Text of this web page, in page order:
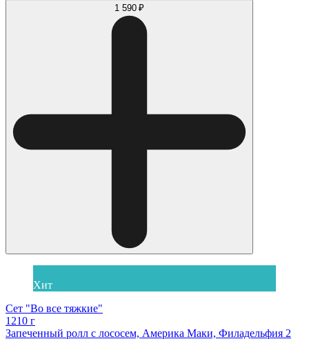
1 590 ₽
Хит
Сет "Во все тяжкие"
1210 г
Запеченный ролл с лососем, Америка Маки, Филадельфия 2